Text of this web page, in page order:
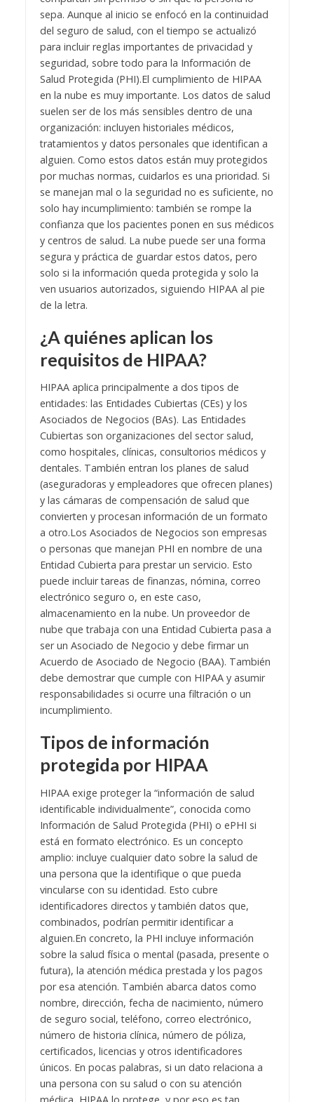
sepa. Aunque al inicio se enfocó en la continuidad
del seguro de salud, con el tiempo se actualizó
para incluir reglas importantes de privacidad y
seguridad, sobre todo para la Información de
Salud Protegida (PHI).El cumplimiento de HIPAA
en la nube es muy importante. Los datos de salud
suelen ser de los más sensibles dentro de una
organización: incluyen historiales médicos,
tratamientos y datos personales que identifican a
alguien. Como estos datos están muy protegidos
por muchas normas, cuidarlos es una prioridad. Si
se manejan mal o la seguridad no es suficiente, no
solo hay incumplimiento: también se rompe la
confianza que los pacientes ponen en sus médicos
y centros de salud. La nube puede ser una forma
segura y práctica de guardar estos datos, pero
solo si la información queda protegida y solo la
ven usuarios autorizados, siguiendo HIPAA al pie
de la letra.
¿A quiénes aplican los
requisitos de HIPAA?
HIPAA aplica principalmente a dos tipos de
entidades: las Entidades Cubiertas (CEs) y los
Asociados de Negocios (BAs). Las Entidades
Cubiertas son organizaciones del sector salud,
como hospitales, clínicas, consultorios médicos y
dentales. También entran los planes de salud
(aseguradoras y empleadores que ofrecen planes)
y las cámaras de compensación de salud que
convierten y procesan información de un formato
a otro.Los Asociados de Negocios son empresas
o personas que manejan PHI en nombre de una
Entidad Cubierta para prestar un servicio. Esto
puede incluir tareas de finanzas, nómina, correo
electrónico seguro o, en este caso,
almacenamiento en la nube. Un proveedor de
nube que trabaja con una Entidad Cubierta pasa a
ser un Asociado de Negocio y debe firmar un
Acuerdo de Asociado de Negocio (BAA). También
debe demostrar que cumple con HIPAA y asumir
responsabilidades si ocurre una filtración o un
incumplimiento.
Tipos de información
protegida por HIPAA
HIPAA exige proteger la “información de salud
identificable individualmente”, conocida como
Información de Salud Protegida (PHI) o ePHI si
está en formato electrónico. Es un concepto
amplio: incluye cualquier dato sobre la salud de
una persona que la identifique o que pueda
vincularse con su identidad. Esto cubre
identificadores directos y también datos que,
combinados, podrían permitir identificar a
alguien.En concreto, la PHI incluye información
sobre la salud física o mental (pasada, presente o
futura), la atención médica prestada y los pagos
por esa atención. También abarca datos como
nombre, dirección, fecha de nacimiento, número
de seguro social, teléfono, correo electrónico,
número de historia clínica, número de póliza,
certificados, licencias y otros identificadores
únicos. En pocas palabras, si un dato relaciona a
una persona con su salud o con su atención
médica, HIPAA lo protege, y por eso es tan